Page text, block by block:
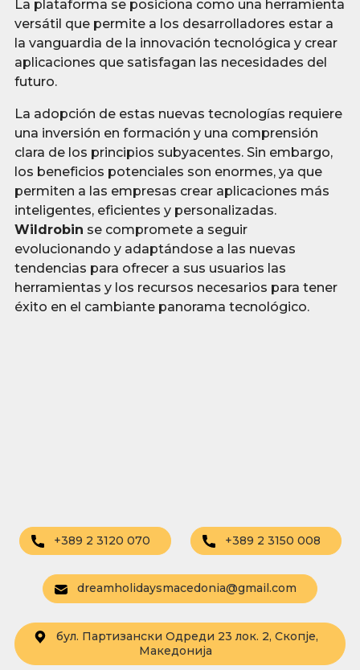
La plataforma se posiciona como una herramienta
versátil que permite a los desarrolladores estar a
la vanguardia de la innovación tecnológica y crear
aplicaciones que satisfagan las necesidades del
futuro.
La adopción de estas nuevas tecnologías requiere
una inversión en formación y una comprensión
clara de los principios subyacentes. Sin embargo,
los beneficios potenciales son enormes, ya que
permiten a las empresas crear aplicaciones más
inteligentes, eficientes y personalizadas.
Wildrobin se compromete a seguir
evolucionando y adaptándose a las nuevas
tendencias para ofrecer a sus usuarios las
herramientas y los recursos necesarios para tener
éxito en el cambiante panorama tecnológico.
+389 2 3120 070 +389 2 3150 008
dreamholidaysmacedonia@gmail.com
бул. Партизански Одреди 23 лок. 2, Скопје,
Македонија